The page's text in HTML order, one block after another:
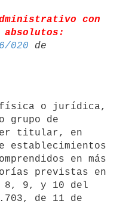
con
020 de
grupo de
titular, en
establecimientos
en más
previstas en
9, y 10 del
de 11 de